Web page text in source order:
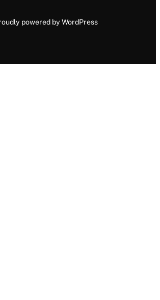
powered by WordPress